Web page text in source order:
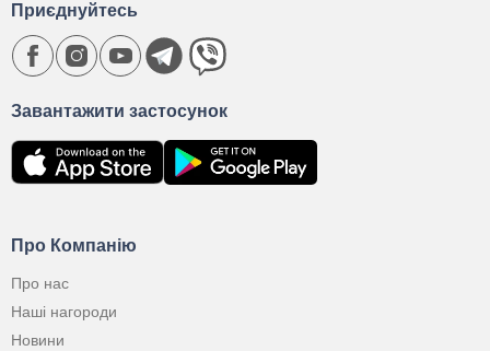
Про Компанію
Про нас
Наші нагороди
Новини
Завантажити застосунок
Приєднуйтесь